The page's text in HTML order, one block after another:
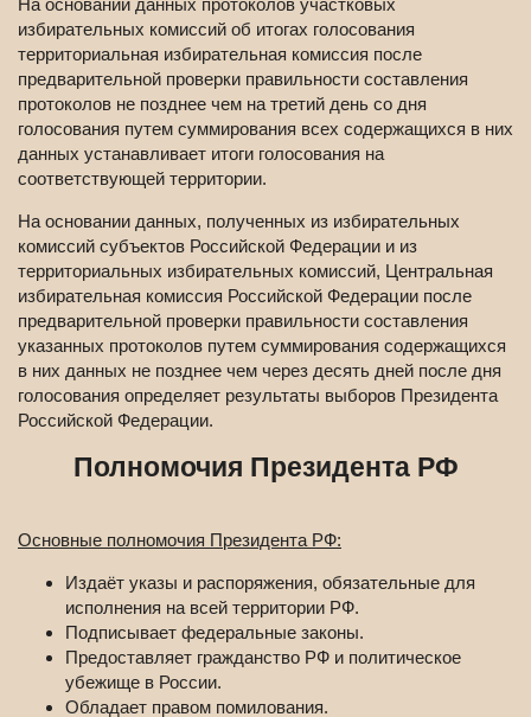
На основании данных протоколов участковых
избирательных комиссий об итогах голосования
территориальная избирательная комиссия после
предварительной проверки правильности составления
протоколов не позднее чем на третий день со дня
голосования путем суммирования всех содержащихся в них
данных устанавливает итоги голосования на
соответствующей территории.
На основании данных, полученных из избирательных
комиссий субъектов Российской Федерации и из
территориальных избирательных комиссий, Центральная
избирательная комиссия Российской Федерации после
предварительной проверки правильности составления
указанных протоколов путем суммирования содержащихся
в них данных не позднее чем через десять дней после дня
голосования определяет результаты выборов Президента
Российской Федерации.
Полномочия Президента РФ
Основные полномочия Президента РФ:
Издаёт указы и распоряжения, обязательные для
исполнения на всей территории РФ.
Подписывает федеральные законы.
Предоставляет гражданство РФ и политическое
убежище в России.
Обладает правом помилования.